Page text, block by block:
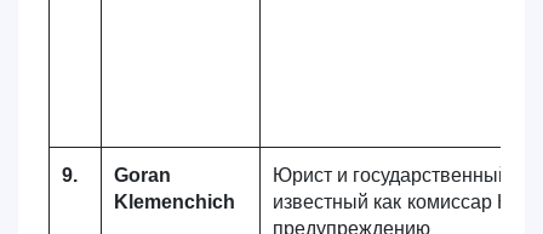
9.
Goran
Klemenchich
Юрист и государственный
известный как комиссар
предупреждению